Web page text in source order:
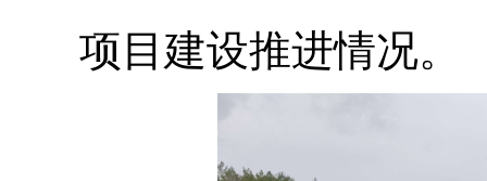
项目建设推进情况。